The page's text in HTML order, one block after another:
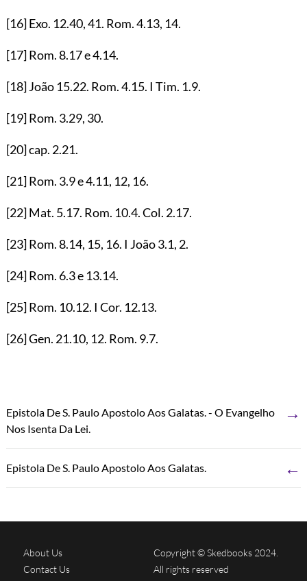
[16]Exo. 12.40,41. Rom.4.13, 14.
[17]Rom.8.17e4.14.
[18]João 15.22. Rom.4.15. I Tim. 1.9.
[19]Rom. 3.29, 30.
[20]cap. 2.21.
[21]Rom. 3.9e4.11, 12, 16.
[22]Mat. 5.17. Rom. 10.4. Col. 2.17.
[23]Rom.8.14, 15, 16. I João3.1, 2.
[24]Rom. 6.3e 13.14.
[25]Rom. 10.12. I Cor. 12.13.
[26]Gen. 21.10, 12. Rom. 9.7.
Epistola De S. Paulo Apostolo Aos Galatas. - O Evangelho
Nos Isenta Da Lei.
→
Epistola De S. Paulo Apostolo Aos Galatas. ←
About Us
Contact Us
Copyright © Skedbooks 2024.
All rights reserved